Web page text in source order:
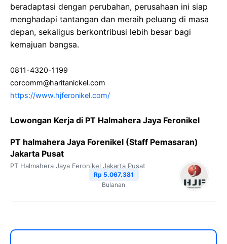
beradaptasi dengan perubahan, perusahaan ini siap
menghadapi tantangan dan meraih peluang di masa
depan, sekaligus berkontribusi lebih besar bagi
kemajuan bangsa.
0811-4320-1199
corcomm@haritanickel.com
https://www.hjferonikel.com/
Lowongan Kerja di PT Halmahera Jaya Feronikel
PT halmahera Jaya Forenikel (Staff Pemasaran)
Jakarta Pusat
PT Halmahera Jaya Feronikel Jakarta Pusat
Rp 5.067.381
Bulanan